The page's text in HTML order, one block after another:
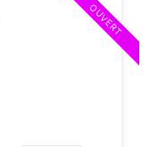
OUVERT